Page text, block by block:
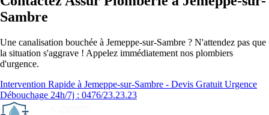
Sambre
Une canalisation bouchée à Jemeppe-sur-Sambre ? N'attendez pas que
la situation s'aggrave ! Appelez immédiatement nos plombiers
d'urgence.
Intervention Rapide à Jemeppe-sur-Sambre - Devis Gratuit Urgence
Débouchage 24h/7j : 0476/23.23.23